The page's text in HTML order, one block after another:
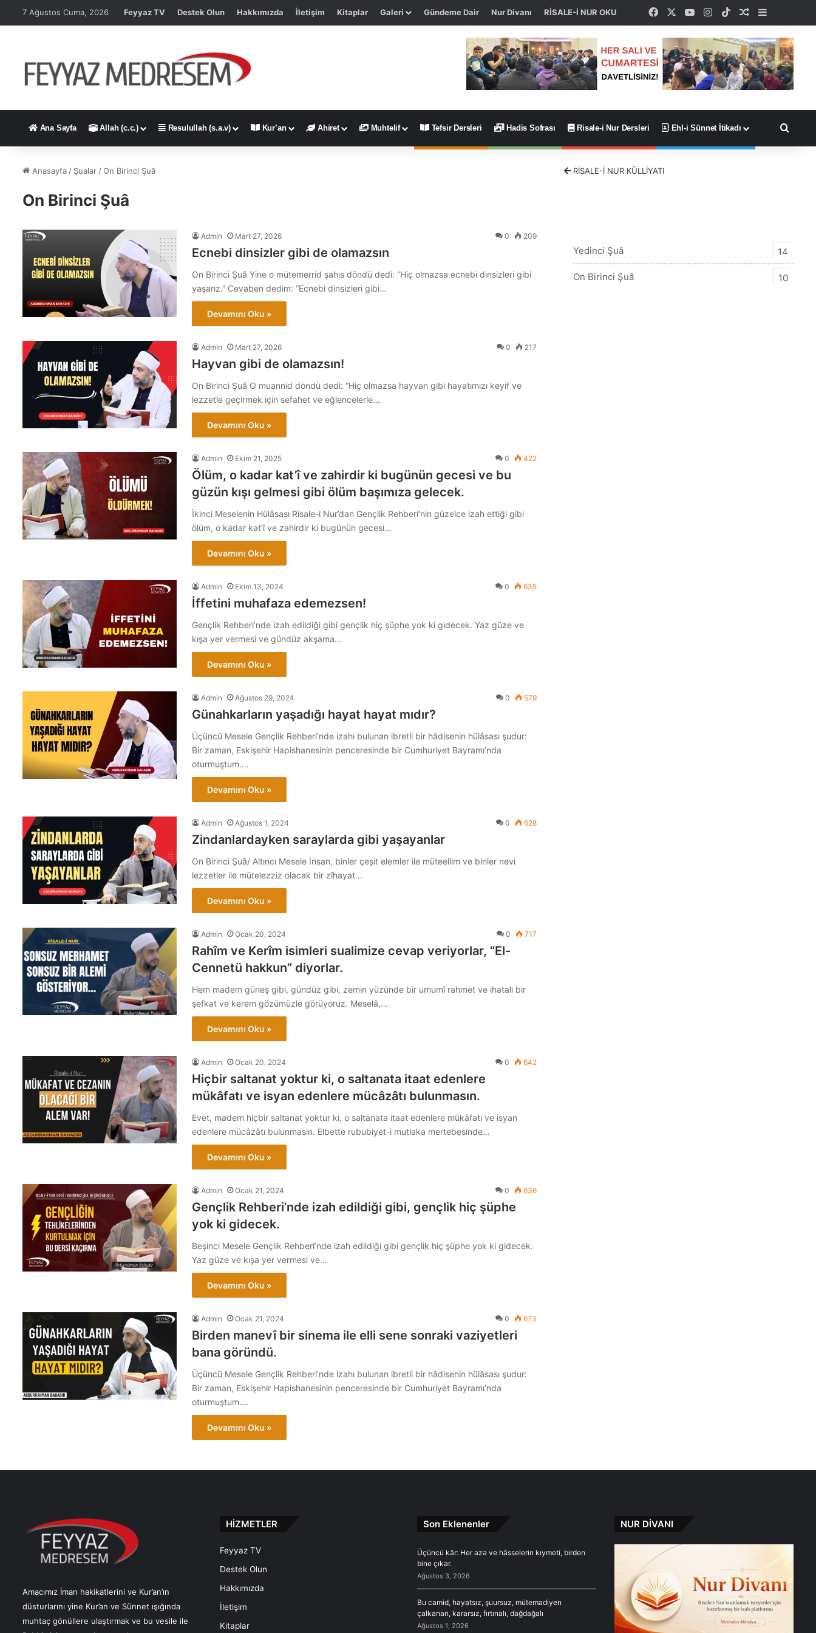
7 Ağustos Cuma, 2026 Feyyaz TV Destek Olun Hakkımızda İletişim Kitaplar Galeri Gündeme Dair Nur Divanı RİSALE-İ NUR OKU Facebook YouTubeInstagram
TikTokRastgele
Ana Sayfa Allah (c.c.) Resulullah (s.a.v) Kur’an Ahiret Muhtelif Tefsir Dersleri Hadis Sofrası Risale-i Nur Dersleri Ehl-i Sünnet İtikadı
Anasayfa/ Şualar/On Birinci Şuâ
On Birinci Şuâ
Admin Mart 27, 2026 0 209
Ecnebi dinsizler gibi de olamazsın
On Birinci Şuâ Yine o mütemerrid şahıs döndü dedi: “Hiç olmazsa ecnebi dinsizleri gibi
yaşarız.” Cevaben dedim: “Ecnebi dinsizleri gibi…
Devamını Oku »
Admin Mart 27, 2026 0 217
Hayvan gibi de olamazsın!
On Birinci Şuâ O muannid döndü dedi: “Hiç olmazsa hayvan gibi hayatımızı keyif ve
lezzetle geçirmek için sefahet ve eğlencelerle…
Devamını Oku »
Admin Ekim 21, 2025 0 422
Ölüm, o kadar kat’î ve zahirdir ki bugünün gecesi ve bu
güzün kışı gelmesi gibi ölüm başımıza gelecek.
İkinci Meselenin Hülâsası Risale-i Nur’dan Gençlik Rehberi’nin güzelce izah ettiği gibi
ölüm, o kadar kat’î ve zahirdir ki bugünün gecesi…
Devamını Oku »
Admin Ekim 13, 2024 0 635
İffetini muhafaza edemezsen!
Gençlik Rehberi’nde izah edildiği gibi gençlik hiç şüphe yok ki gidecek. Yaz güze ve
kışa yer vermesi ve gündüz akşama…
Devamını Oku »
Admin Ağustos 29, 2024 0 579
Günahkarların yaşadığı hayat hayat mıdır?
Üçüncü Mesele Gençlik Rehberi’nde izahı bulunan ibretli bir hâdisenin hülâsası şudur:
Bir zaman, Eskişehir Hapishanesinin penceresinde bir Cumhuriyet Bayramı’nda
oturmuştum.…
Devamını Oku »
Admin Ağustos 1, 2024 0 628
Zindanlardayken saraylarda gibi yaşayanlar
On Birinci Şuâ/ Altıncı Mesele İnsan, binler çeşit elemler ile müteellim ve binler nevi
lezzetler ile mütelezziz olacak bir zîhayat…
Devamını Oku »
Admin Ocak 20, 2024 0 717
Rahîm ve Kerîm isimleri sualimize cevap veriyorlar, “El-
Cennetü hakkun” diyorlar.
Hem madem güneş gibi, gündüz gibi, zemin yüzünde bir umumî rahmet ve ihatalı bir
şefkat ve kerem gözümüzle görüyoruz. Meselâ,…
Devamını Oku »
Admin Ocak 20, 2024 0 642
Hiçbir saltanat yoktur ki, o saltanata itaat edenlere
mükâfatı ve isyan edenlere mücâzâtı bulunmasın.
Evet, madem hiçbir saltanat yoktur ki, o saltanata itaat edenlere mükâfatı ve isyan
edenlere mücâzâtı bulunmasın. Elbette rububiyet-i mutlaka mertebesinde…
Devamını Oku »
Admin Ocak 21, 2024 0 636
Gençlik Rehberi’nde izah edildiği gibi, gençlik hiç şüphe
yok ki gidecek.
Beşinci Mesele Gençlik Rehberi’nde izah edildiği gibi gençlik hiç şüphe yok ki gidecek.
Yaz güze ve kışa yer vermesi ve…
Devamını Oku »
Admin Ocak 21, 2024 0 673
Birden manevî bir sinema ile elli sene sonraki vaziyetleri
bana göründü.
Üçüncü Mesele Gençlik Rehberi’nde izahı bulunan ibretli bir hâdisenin hülâsası şudur:
Bir zaman, Eskişehir Hapishanesinin penceresinde bir Cumhuriyet Bayramı’nda
oturmuştum.…
Devamını Oku »
RİSALE-İ NUR KÜLLİYATI
Yedinci Şuâ 14
On Birinci Şuâ 10
Amacımız İman hakikatlerini ve Kur’an’ın
düsturlarını yine Kur’an ve Sünnet ışığında
muhtaç gönüllere ulaştırmak ve bu vesile ile
HİZMETLER
Feyyaz TV
Destek Olun
Hakkımızda
İletişim
Kitaplar
Son Eklenenler
Üçüncü kâr: Her aza ve hâsselerin kıymeti, birden
bine çıkar.
Ağustos 3, 2026
Bu camid, hayatsız, şuursuz, mütemadiyen
çalkanan, kararsız, fırtınalı, dağdağalı
Ağustos 1, 2026
NUR DİVANI